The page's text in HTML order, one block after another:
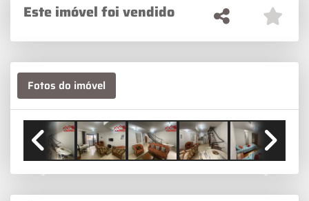
Este imóvel foi vendido
Fotos do imóvel
Previous Next